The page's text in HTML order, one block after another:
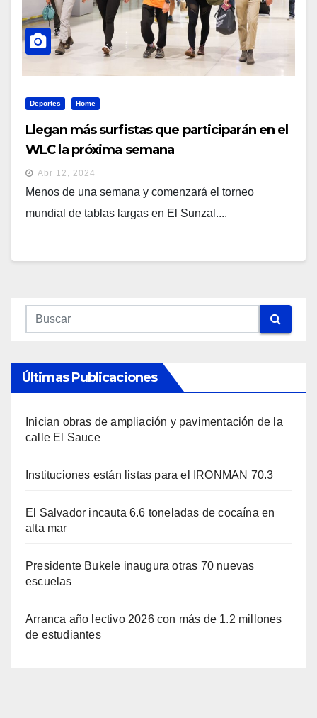
Deportes Home
Llegan más surfistas que participarán en el
WLC la próxima semana
Abr 12, 2024
Menos de una semana y comenzará el torneo
mundial de tablas largas en El Sunzal....
Últimas Publicaciones
Inician obras de ampliación y pavimentación de la
calle El Sauce
Instituciones están listas para el IRONMAN 70.3
El Salvador incauta 6.6 toneladas de cocaína en
alta mar
Presidente Bukele inaugura otras 70 nuevas
escuelas
Arranca año lectivo 2026 con más de 1.2 millones
de estudiantes